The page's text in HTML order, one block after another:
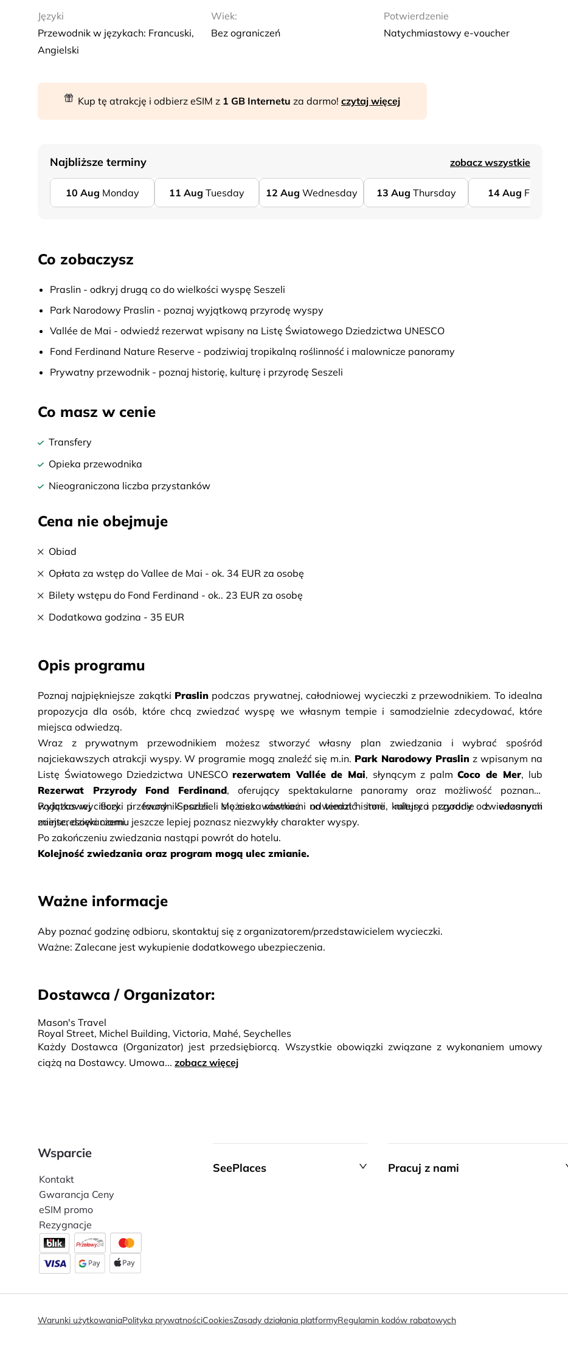
Języki
Przewodnik w językach: Francuski,
Angielski
Wiek:
Bez ograniczeń
Potwierdzenie
Natychmiastowy e-voucher
Kup tę atrakcję i odbierz eSIM z 1 GB Internetu za darmo! czytaj więcej
Najbliższe terminy zobacz wszystkie
10 Aug Monday 11 Aug Tuesday 12 Aug Wednesday 13 Aug Thursday 14 Aug Friday
Co zobaczysz
Praslin - odkryj drugą co do wielkości wyspę Seszeli
Park Narodowy Praslin - poznaj wyjątkową przyrodę wyspy
Vallée de Mai - odwiedź rezerwat wpisany na Listę Światowego Dziedzictwa UNESCO
Fond Ferdinand Nature Reserve - podziwiaj tropikalną roślinność i malownicze panoramy
Prywatny przewodnik - poznaj historię, kulturę i przyrodę Seszeli
Co masz w cenie
Transfery
Opieka przewodnika
Nieograniczona liczba przystanków
Cena nie obejmuje
Obiad
Opłata za wstęp do Vallee de Mai - ok. 34 EUR za osobę
Bilety wstępu do Fond Ferdinand - ok.. 23 EUR za osobę
Dodatkowa godzina - 35 EUR
Opis programu
Poznaj najpiękniejsze zakątki Praslin podczas prywatnej, całodniowej wycieczki z przewodnikiem. To idealna
propozycja dla osób, które chcą zwiedzać wyspę we własnym tempie i samodzielnie zdecydować, które
miejsca odwiedzą.
Wraz z prywatnym przewodnikiem możesz stworzyć własny plan zwiedzania i wybrać spośród
najciekawszych atrakcji wyspy. W programie mogą znaleźć się m.in. Park Narodowy Praslin z wpisanym na
Listę Światowego Dziedzictwa UNESCO rezerwatem Vallée de Mai, słynącym z palm Coco de Mer
Rezerwat Przyrody Fond Ferdinand, oferujący spektakularne panoramy oraz możliwość poznania
wyjątkowej flory i fauny Seszeli. Możesz również odwiedzić inne miejsca zgodnie z własnymi
zainteresowaniami.
Podczas wycieczki przewodnik podzieli się ciekawostkami na temat historii, kultury i przyrody odwiedzanych
miejsc, dzięki czemu jeszcze lepiej poznasz niezwykły charakter wyspy.
Po zakończeniu zwiedzania nastąpi powrót do hotelu.
Kolejność zwiedzania oraz program mogą ulec zmianie.
Ważne informacje
Aby poznać godzinę odbioru, skontaktuj się z organizatorem/przedstawicielem wycieczki.
Ważne: Zalecane jest wykupienie dodatkowego ubezpieczenia.
Dostawca / Organizator:
Mason's Travel
Royal Street, Michel Building, Victoria, Mahé, Seychelles
Każdy Dostawca (Organizator) jest przedsiębiorcą. Wszystkie obowiązki związane z wykonaniem umowy
ciążą na Dostawcy. Umowa... zobacz więcej
Wsparcie
Kontakt
Gwarancja Ceny
eSIM promo
Rezygnacje
SeePlaces Pracuj z nami
Warunki użytkowaniaPolityka prywatnościCookiesZasady działania platformyRegulamin kodów rabatowych